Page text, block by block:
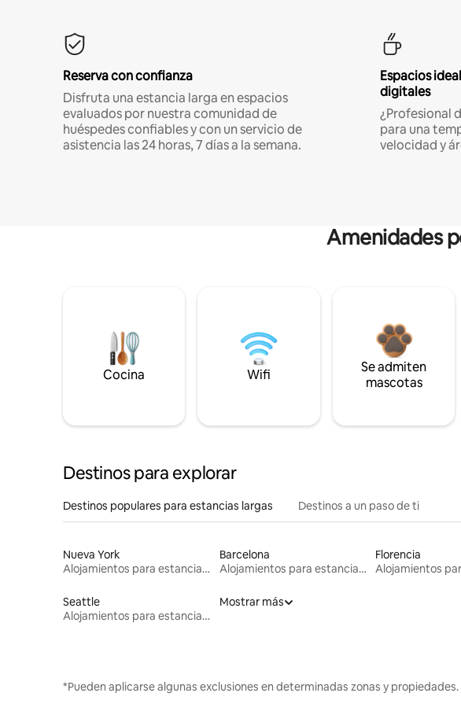
Reserva con confianza
Disfruta una estancia larga en espacios
evaluados por nuestra comunidad de
huéspedes confiables y con un servicio de
asistencia las 24 horas, 7 días a la semana.
Espacios
digitales
¿Profesional
para una
velocidad y
Amenidades
Cocina Wifi
Se admiten
mascotas
Destinos para explorar
Destinos populares para estancias largas Destinos a un paso de ti
Nueva York
Alojamientos para estancias largas
Barcelona
Alojamientos para estancias largas
Florencia
Seattle
Alojamientos para estancias largas
Mostrar más
*Pueden aplicarse algunas exclusiones en determinadas zonas y propiedades.